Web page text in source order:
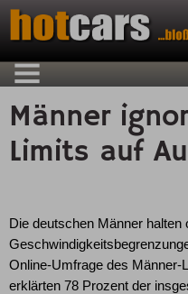
Männer
Limits auf
Die deutschen Männer halten
Online-Umfrage des
erklärten 78 Prozent der